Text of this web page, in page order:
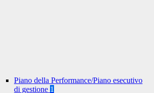
Piano della Performance/Piano esecutivo
di gestione 1